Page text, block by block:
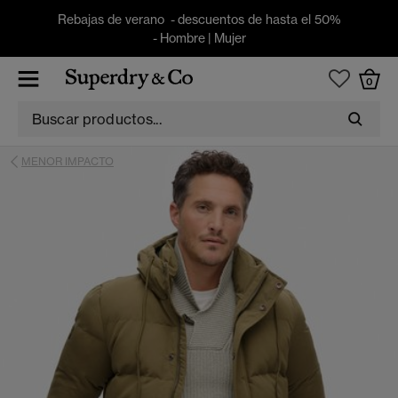
Rebajas de verano - descuentos de hasta el 50%
- Hombre| Mujer
0
MENOR IMPACTO